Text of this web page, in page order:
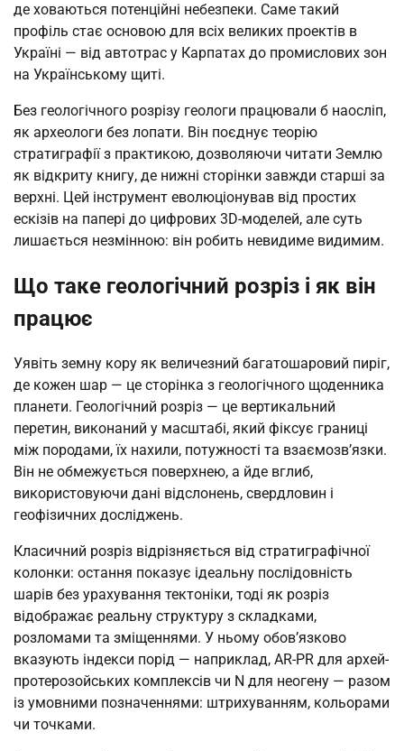
де ховаються потенційні небезпеки. Саме такий
профіль стає основою для всіх великих проектів в
Україні — від автотрас у Карпатах до промислових зон
на Українському щиті.
Без геологічного розрізу геологи працювали б наосліп,
як археологи без лопати. Він поєднує теорію
стратиграфії з практикою, дозволяючи читати Землю
як відкриту книгу, де нижні сторінки завжди старші за
верхні. Цей інструмент еволюціонував від простих
ескізів на папері до цифрових 3D-моделей, але суть
лишається незмінною: він робить невидиме видимим.
Що таке геологічний розріз і як він
працює
Уявіть земну кору як величезний багатошаровий пиріг,
де кожен шар — це сторінка з геологічного щоденника
планети. Геологічний розріз — це вертикальний
перетин, виконаний у масштабі, який фіксує границі
між породами, їх нахили, потужності та взаємозв’язки.
Він не обмежується поверхнею, а йде вглиб,
використовуючи дані відслонень, свердловин і
геофізичних досліджень.
Класичний розріз відрізняється від стратиграфічної
колонки: остання показує ідеальну послідовність
шарів без урахування тектоніки, тоді як розріз
відображає реальну структуру з складками,
розломами та зміщеннями. У ньому обов’язково
вказують індекси порід — наприклад, AR-PR для архей-
протерозойських комплексів чи N для неогену — разом
із умовними позначеннями: штрихуванням, кольорами
чи точками.